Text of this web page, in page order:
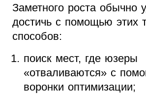
Заметного роста обычно
достичь с помощью этих
способов:
поиск мест, где юзеры
«отваливаются» с
воронки оптимизации;